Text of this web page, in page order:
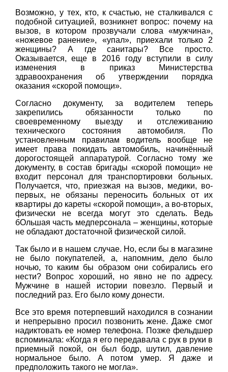
Возможно, у тех, кто, к счастью, не сталкивался с
подобной ситуацией, возникнет вопрос: почему на
вызов, в котором прозвучали слова «мужчина»,
«ножевое ранение», «упал», приехали только 2
женщины? А где санитары? Все просто.
Оказывается, еще в 2016 году вступили в силу
изменения в приказ Министерства
здравоохранения об утверждении порядка
оказания «скорой помощи».
Согласно документу, за водителем теперь
закрепились обязанности только по
своевременному выезду и отслеживанию
технического состояния автомобиля. По
установленным правилам водитель вообще не
имеет права покидать автомобиль, начинённый
дорогостоящей аппаратурой. Согласно тому же
документу, в состав бригады «скорой помощи» не
входит персонал для транспортировки больных.
Получается, что, приезжая на вызов, медики, во-
первых, не обязаны переносить больных от их
квартиры до кареты «скорой помощи», а во-вторых,
физически не всегда могут это сделать. Ведь
бОльшая часть медперсонала – женщины, которые
не обладают достаточной физической силой.
Так было и в нашем случае. Но, если бы в магазине
не было покупателей, а, напомним, дело было
ночью, то каким бы образом они собирались его
нести? Вопрос хороший, но явно не по адресу.
Мужчине в нашей истории повезло. Первый и
последний раз. Его было кому донести.
Все это время потерпевший находился в сознании
и непрерывно просил позвонить жене. Даже смог
надиктовать ее номер телефона. Позже фельдшер
вспоминала: «Когда я его передавала с рук в руки в
приемный покой, он был бодр, шутил, давление
нормальное было. А потом умер. Я даже и
предположить такого не могла».